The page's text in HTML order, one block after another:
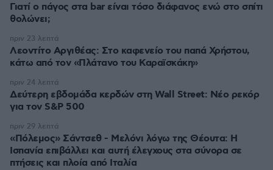
Γιατί ο πάγος στα bar είναι τόσο διάφανος ενώ στο σπίτι
θολώνει;
Λεοντίτο Αργιθέας: Στο καφενείο του παπά Χρήστου,
κάτω από τον «Πλάτανο του Καραϊσκάκη»
πριν 23 λεπτά
Δεύτερη εβδομάδα κερδών στη Wall Street: Νέο ρεκόρ
για τον S&P 500
πριν 24 λεπτά
«Πόλεμος» Σάντσεθ - Μελόνι λόγω της Θέουτα: Η
Ισπανία επιβάλλει και αυτή έλεγχους στα σύνορα σε
πτήσεις και πλοία από Ιταλία
πριν 29 λεπτά